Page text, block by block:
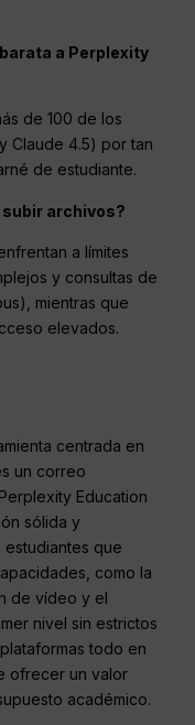
a Perplexity
de 100 de los
Claude 4.5) por tan
de estudiante.
subir archivos?
a límites
y consultas de
mientras que
elevados.
centrada en
un correo
Education
sólida y
estudiantes que
como la
de vídeo y el
nivel sin estrictos
todo en
ofrecer un valor
académico.